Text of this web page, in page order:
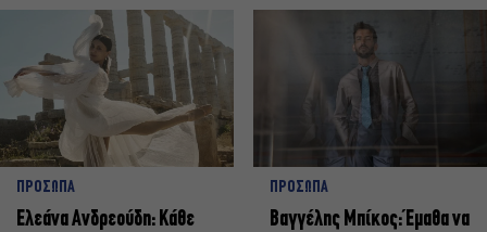
ΠΡΟΣΩΠΑ
Ελεάνα Ανδρεούδη: Κάθε
ΠΡΟΣΩΠΑ
Βαγγέλης Μπίκος: Έμαθα να